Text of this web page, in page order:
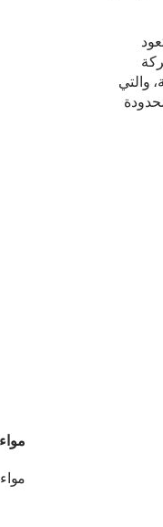
بالمملكة عام 1993م، وتعود
والتي